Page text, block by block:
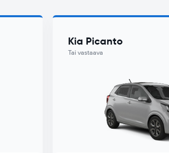
Kia Picanto
Tai vastaava